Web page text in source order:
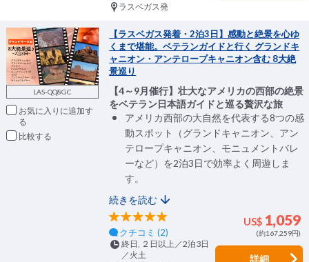
ラスベガス発
LAS-QQ8GC
お気に入りに追加
比較
【ラスベガス発着・2泊3日】感動と絶景を心ゆ
くまで堪能。ベテランガイドと行く グランドキ
ャニオン・アンテロープキャニオン含む 8大絶
景巡り
【4～9月催行】壮大なアメリカの西部の絶景
をベテラン日本語ガイドと巡る贅沢な旅
アメリカ西部の大自然を代表する8つの感
動スポット（グランドキャニオン、アン
テロープキャニオン、モニュメントバレ
ーなど）を2泊3日で効率よく周遊しま
す。
続きを読む
US$ 1,059
(約167,259円)
クチコミ (2)
終日, ２日以上／2泊3日
／火土
詳細